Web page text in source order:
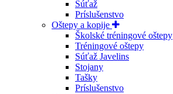
Súťaž
Príslušenstvo
Oštepy a kopije
Školské tréningové oštepy
Tréningové oštepy
Súťaž Javelins
Stojany
Tašky
Príslušenstvo